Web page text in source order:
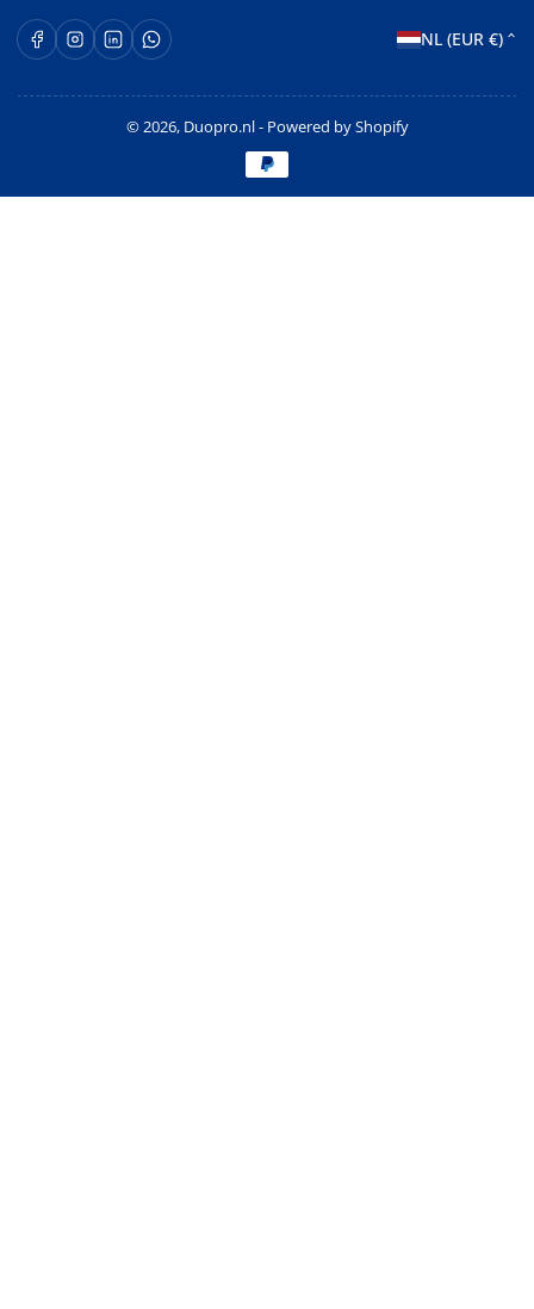
FacebookInstagram
LinkedInWhatsApp Opent in een nieuw venster.
L
n
d
NL (EUR €)
© 2026, Duopro.nl- Powered by Shopify
Betaalmethoden